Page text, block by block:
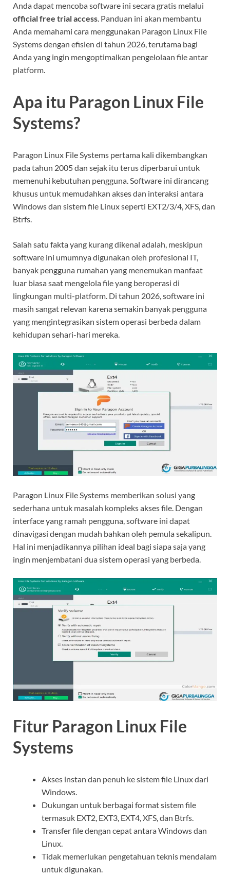
Anda dapat mencoba software ini secara gratis melalui
official free trial access. Panduan ini akan membantu
Anda memahami cara menggunakan Paragon Linux File
Systems dengan efisien di tahun 2026, terutama bagi
Anda yang ingin mengoptimalkan pengelolaan file antar
platform.
Apa itu Paragon Linux File
Systems?
Paragon Linux File Systems pertama kali dikembangkan
pada tahun 2005 dan sejak itu terus diperbarui untuk
memenuhi kebutuhan pengguna. Software ini dirancang
khusus untuk memudahkan akses dan interaksi antara
Windows dan sistem file Linux seperti EXT2/3/4, XFS, dan
Btrfs.
Salah satu fakta yang kurang dikenal adalah, meskipun
software ini umumnya digunakan oleh profesional IT,
banyak pengguna rumahan yang menemukan manfaat
luar biasa saat mengelola file yang beroperasi di
lingkungan multi-platform. Di tahun 2026, software ini
masih sangat relevan karena semakin banyak pengguna
yang mengintegrasikan sistem operasi berbeda dalam
kehidupan sehari-hari mereka.
Paragon Linux File Systems memberikan solusi yang
sederhana untuk masalah kompleks akses file. Dengan
interface yang ramah pengguna, software ini dapat
dinavigasi dengan mudah bahkan oleh pemula sekalipun.
Hal ini menjadikannya pilihan ideal bagi siapa saja yang
ingin menjembatani dua sistem operasi yang berbeda.
Fitur Paragon Linux File
Systems
Akses instan dan penuh ke sistem file Linux dari
Windows.
Dukungan untuk berbagai format sistem file
termasuk EXT2, EXT3, EXT4, XFS, dan Btrfs.
Transfer file dengan cepat antara Windows dan
Linux.
Tidak memerlukan pengetahuan teknis mendalam
untuk digunakan.